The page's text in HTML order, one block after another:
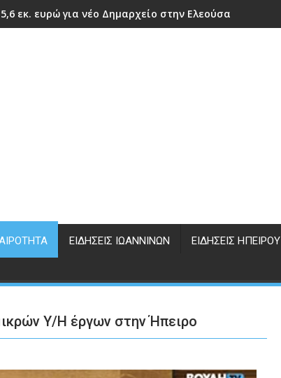
5,6 εκ. ευρώ για νέο Δημαρχείο στην Ελεούσα
ΕΙΔΉΣΕΙΣ ΙΩΑΝΝΊΝΩΝ ΕΙΔΉΣΕΙΣ ΗΠΕΊΡΟΥ
Υ/Η έργων στην Ήπειρο